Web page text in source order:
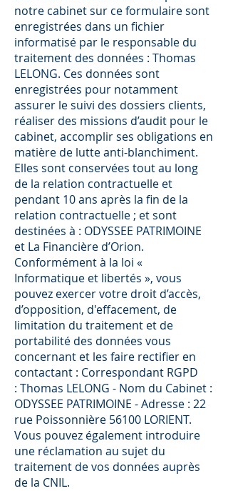
notre cabinet sur ce formulaire sont
enregistrées dans un ﬁchier
informatisé par le responsable du
traitement des données : Thomas
LELONG. Ces données sont
enregistrées pour notamment
assurer le suivi des dossiers clients,
réaliser des missions d’audit pour le
cabinet, accomplir ses obligations en
matière de lutte anti-blanchiment.
Elles sont conservées tout au long
de la relation contractuelle et
pendant 10 ans après la ﬁn de la
relation contractuelle ; et sont
destinées à : ODYSSEE PATRIMOINE
et La Financière d’Orion.
Conformément à la loi «
Informatique et libertés », vous
pouvez exercer votre droit d’accès,
d’opposition, d'eﬀacement, de
limitation du traitement et de
portabilité des données vous
concernant et les faire rectiﬁer en
contactant : Correspondant RGPD
: Thomas LELONG - Nom du Cabinet :
ODYSSEE PATRIMOINE - Adresse : 22
rue Poissonnière 56100 LORIENT.
Vous pouvez également introduire
une réclamation au sujet du
traitement de vos données auprès
de la CNIL.